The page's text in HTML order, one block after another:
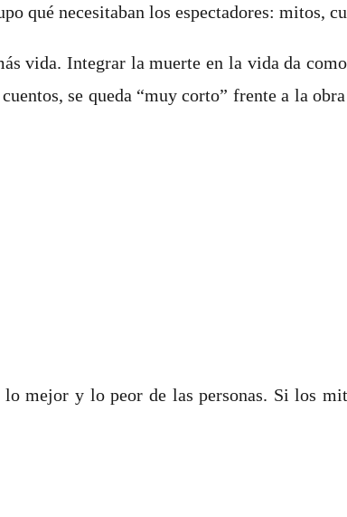
qué necesitaban los espectadores: mitos,
vida. Integrar la muerte en la vida da
se queda “muy corto” frente a la
mejor y lo peor de las personas. Si los